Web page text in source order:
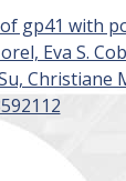
gp41 with
Eva S.
Christiane